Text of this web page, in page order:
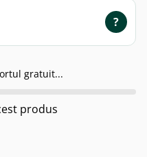
?
gratuit...
produs